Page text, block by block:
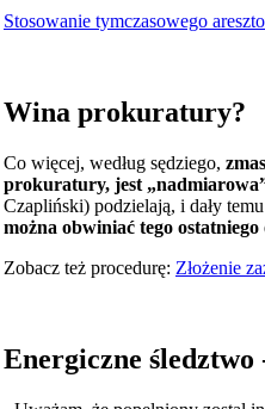
Stosowanie tymczasowego
Wina prokuratury?
Co więcej, według sędziego,
prokuratury, jest
Czapliński) podzielają, i dały
można obwiniać tego
Zobacz też procedurę: Złożenie
Energiczne śledztwo